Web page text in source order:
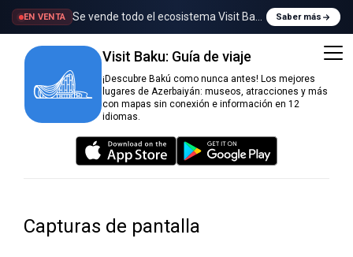
EN VENTA Se vende todo el ecosistema Visit Baku Saber más
Visit Baku: Guía de viaje
¡Descubre Bakú como nunca antes! Los mejores
lugares de Azerbaiyán: museos, atracciones y más
con mapas sin conexión e información en 12
idiomas.
Capturas de pantalla